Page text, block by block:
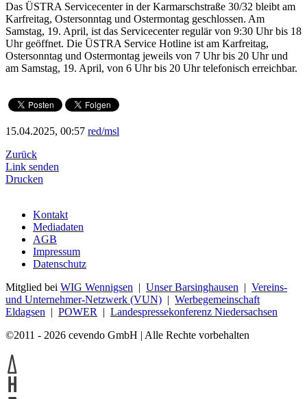
Das ÜSTRA Servicecenter in der Karmarschstraße 30/32 bleibt am
Karfreitag, Ostersonntag und Ostermontag geschlossen. Am
Samstag, 19. April, ist das Servicecenter regulär von 9:30 Uhr bis 18
Uhr geöffnet. Die ÜSTRA Service Hotline ist am Karfreitag,
Ostersonntag und Ostermontag jeweils von 7 Uhr bis 20 Uhr und
am Samstag, 19. April, von 6 Uhr bis 20 Uhr telefonisch erreichbar.
15.04.2025, 00:57 red/msl
Zurück
Link senden
Drucken
Kontakt
Mediadaten
AGB
Impressum
Datenschutz
Mitglied bei WIG Wennigsen | Unser Barsinghausen | Vereins-
und Unternehmer-Netzwerk (VUN) | Werbegemeinschaft
Eldagsen | POWER | Landespressekonferenz Niedersachsen
©2011 - 2026 cevendo GmbH | Alle Rechte vorbehalten